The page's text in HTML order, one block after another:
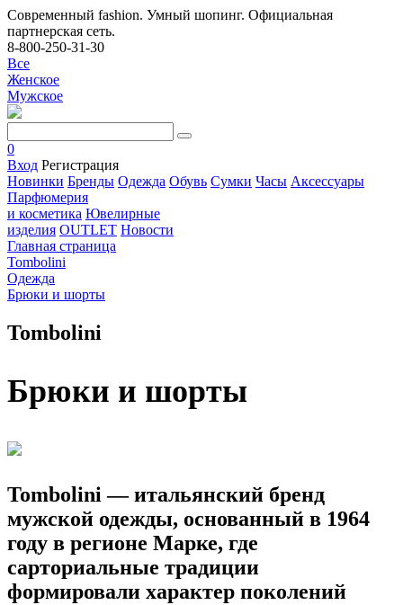
Современный fashion. Умный шопинг. Официальная
партнерская сеть.
8-800-250-31-30
Все
Женское
Мужское
0
Вход Регистрация
Новинки Бренды Одежда Обувь Сумки Часы Аксессуары
Парфюмерия
и косметика Ювелирные
изделия OUTLET Новости
Главная страница
Tombolini
Одежда
Брюки и шорты
Tombolini
Брюки и шорты
Tombolini — итальянский бренд
мужской одежды, основанный в 1964
году в регионе Марке, где
сарториальные традиции
формировали характер поколений